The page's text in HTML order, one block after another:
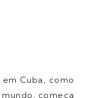
Cuba, como
começa